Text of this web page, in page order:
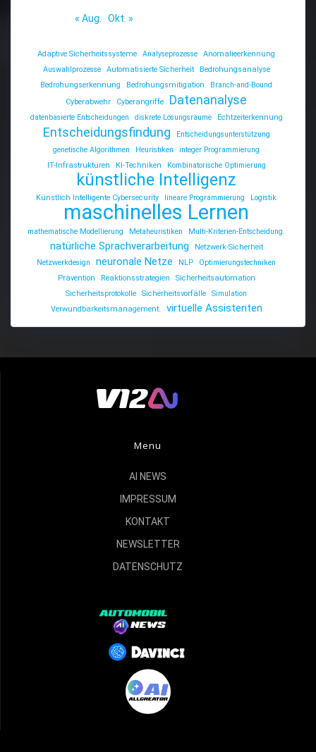
« Aug. Okt. »
Adaptive Sicherheitssysteme Analyseprozesse
Anomalieerkennung
Auswahlprozesse
Automatisierte Sicherheit
Bedrohungsanalyse
Bedrohungserkennung
Bedrohungsmitigation
Branch-and-Bound
Cyberabwehr
Cyberangriffe Datenanalyse
datenbasierte Entscheidungen diskrete Lösungsräume Echtzeiterkennung
Entscheidungsfindung
Entscheidungsunterstützung
genetische Algorithmen
Heuristiken
integer Programmierung
IT-Infrastrukturen
KI-Techniken Kombinatorische Optimierung
künstliche Intelligenz
Künstlich Intelligente Cybersecurity lineare Programmierung Logistik
maschinelles Lernen
mathematische Modellierung Metaheuristiken Multi-Kriterien-Entscheidung.
natürliche Sprachverarbeitung
Netzwerk-Sicherheit
Netzwerkdesign
neuronale Netze NLP
Optimierungstechniken
Prävention
Reaktionsstrategien
Sicherheitsautomation
Sicherheitsprotokolle
Sicherheitsvorfälle
Simulation
Verwundbarkeitsmanagement.
virtuelle Assistenten
Menu
AI NEWS
IMPRESSUM
KONTAKT
NEWSLETTER
DATENSCHUTZ